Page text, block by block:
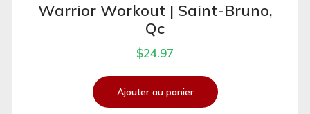
Warrior Workout | Saint-Bruno,
Qc
$24.97
Ajouter au panier